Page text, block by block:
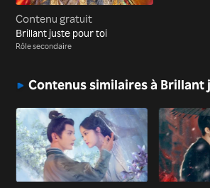
Contenu gratuit
Brillant juste pour toi
Rôle secondaire
Contenus similaires à Brillant